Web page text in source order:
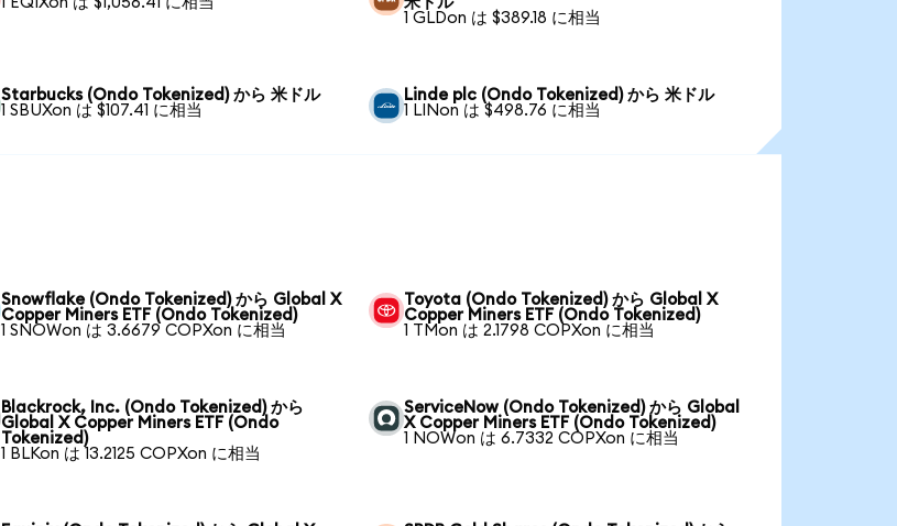
1 GLDon は $389.18 に相当
Starbucks (Ondo Tokenized) から 米ドル
1 SBUXon は $107.41 に相当
Linde plc (Ondo Tokenized) から 米ドル
1 LINon は $498.76 に相当
Snowflake (Ondo Tokenized) から Global X
Copper Miners ETF (Ondo Tokenized)
1 SNOWon は 3.6679 COPXon に相当
Toyota (Ondo Tokenized) から Global X
Copper Miners ETF (Ondo Tokenized)
1 TMon は 2.1798 COPXon に相当
Blackrock, Inc. (Ondo Tokenized) から
Global X Copper Miners ETF (Ondo
Tokenized)
1 BLKon は 13.2125 COPXon に相当
ServiceNow (Ondo Tokenized) から Global
X Copper Miners ETF (Ondo Tokenized)
1 NOWon は 6.7332 COPXon に相当